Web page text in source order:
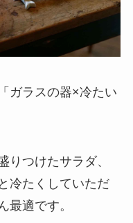
ガラスの器×冷たい
りつけたサラダ、
冷たくしていただ
最適です。